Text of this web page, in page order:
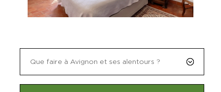
Que faire à Avignon et ses alentours ?